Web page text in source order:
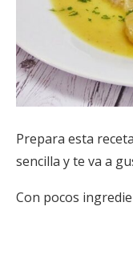
Prepara esta
sencilla y te va a
Con pocos